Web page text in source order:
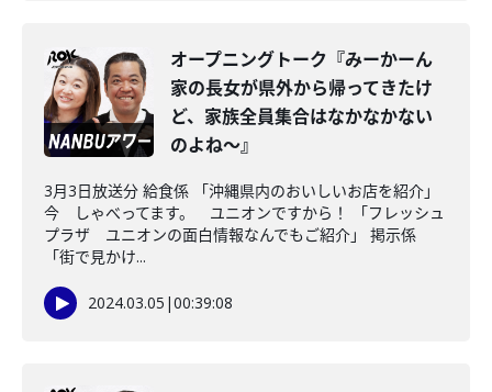
オープニングトーク『みーかーん
家の長女が県外から帰ってきたけ
ど、家族全員集合はなかなかない
のよね～』
3月3日放送分 給食係 「沖縄県内のおいしいお店を紹介」
今 しゃべってます。 ユニオンですから！ 「フレッシュ
プラザ ユニオンの面白情報なんでもご紹介」 掲示係
「街で見かけ...
2024.03.05 |00:39:08